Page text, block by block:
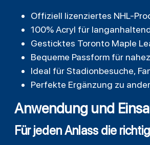
Offiziell lizenziertes NHL-
100% Acryl für
Gesticktes Toronto Maple
Bequeme Passform für
Ideal für Stadionbesuche,
Perfekte Ergänzung zu
Anwendung und
Für jeden Anlass die